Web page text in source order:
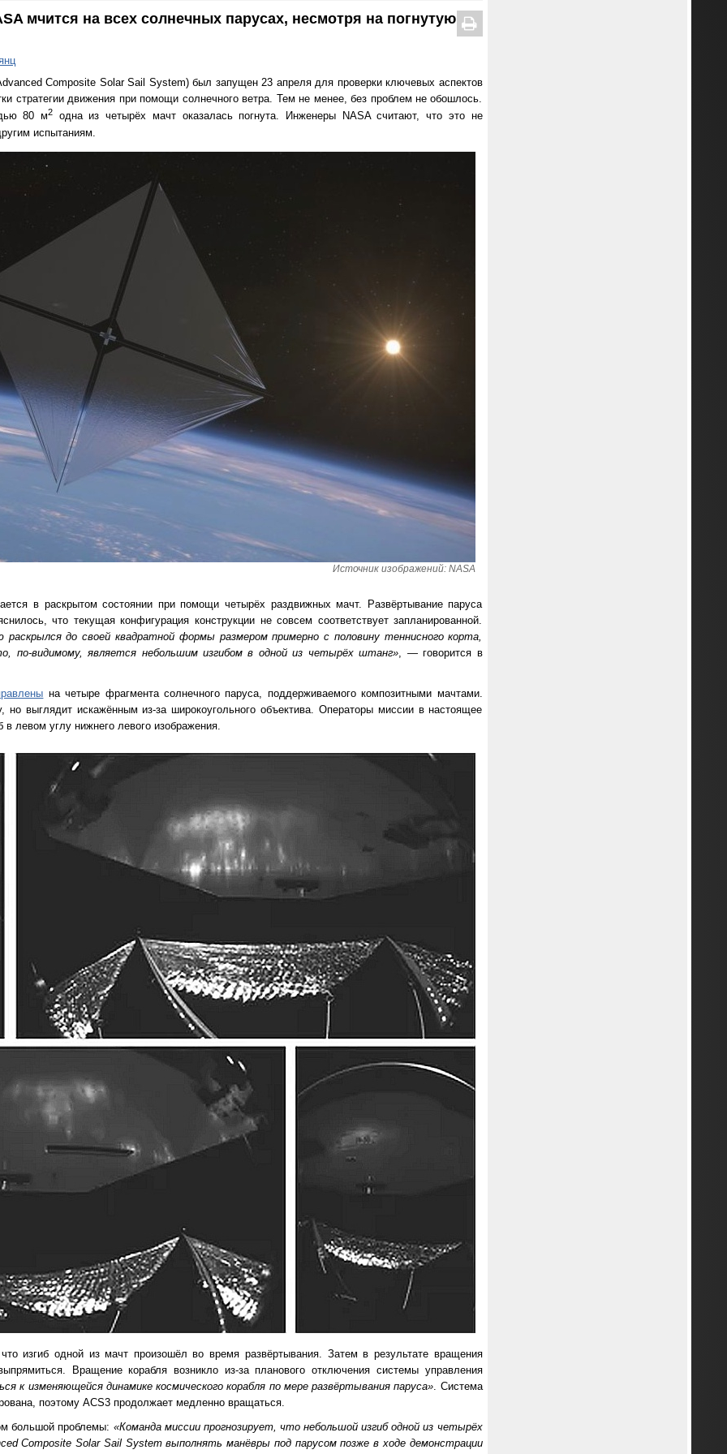
мчится на всех солнечных парусах, несмотря на погнутую
Composite Solar Sail System) был запущен 23 апреля для проверки ключевых аспектов
стратегии движения при помощи солнечного ветра. Тем не менее, без проблем не обошлось.
80 м2
одна из четырёх мачт оказалась погнута. Инженеры NASA считают, что это не
испытаниям.
Источник изображений: NASA
в раскрытом состоянии при помощи четырёх раздвижных мачт. Развёртывание паруса
что текущая конфигурация конструкции не совсем соответствует запланированной.
до своей квадратной формы размером примерно с половину теннисного корта,
по-видимому, является небольшим изгибом в одной из четырёх штанг» , — говорится в
на четыре фрагмента солнечного паруса, поддерживаемого композитными мачтами.
выглядит искажённым из-за широкоугольного объектива. Операторы миссии в настоящее
левом углу нижнего левого изображения.
изгиб одной из мачт произошёл во время развёртывания. Затем в результате вращения
Вращение корабля возникло из-за планового отключения системы управления
к изменяющейся динамике космического корабля по мере развёртывания паруса». Система
поэтому ACS3 продолжает медленно вращаться.
большой проблемы: «Команда миссии прогнозирует, что небольшой изгиб одной из четырёх
Composite Solar Sail System выполнять манёвры под парусом позже в ходе демонстрации